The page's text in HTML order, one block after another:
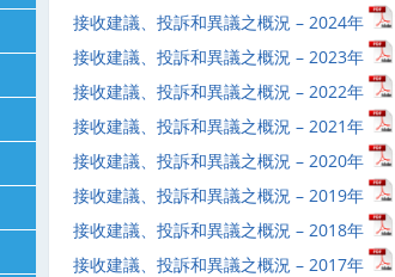
接收建議、投訴和異議之概況 – 2024年
接收建議、投訴和異議之概況 – 2023年
接收建議、投訴和異議之概況 – 2022年
接收建議、投訴和異議之概況 – 2021年
接收建議、投訴和異議之概況 – 2020年
接收建議、投訴和異議之概況 – 2019年
接收建議、投訴和異議之概況 – 2018年
接收建議、投訴和異議之概況 – 2017年